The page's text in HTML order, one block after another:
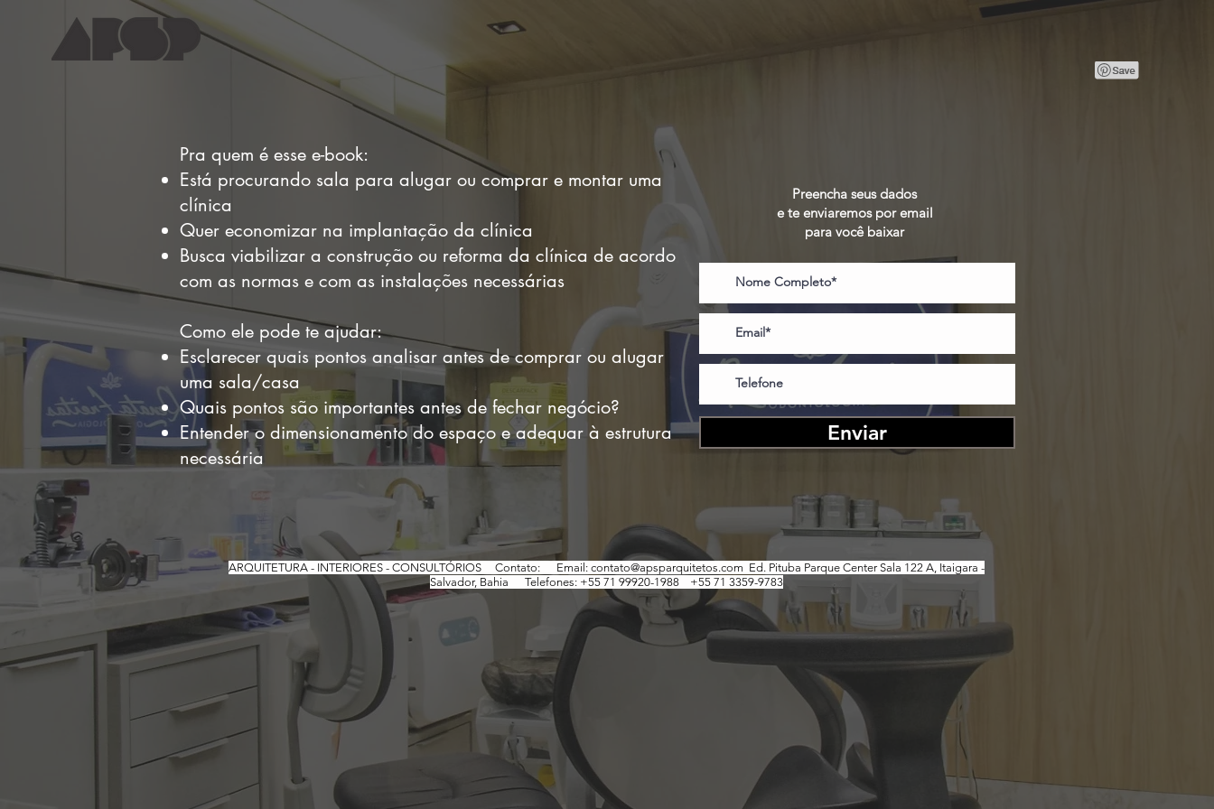
Pra quem é esse e-book:
Está procurando sala para alugar ou comprar e montar uma
clínica
Quer economizar na implantação da clínica
Busca viabilizar a construção ou reforma da clínica de acordo
com as normas e com as instalações necessárias
Como ele pode te ajudar:
Esclarecer quais pontos analisar antes de comprar ou alugar
uma sala/casa
Quais pontos são importantes antes de fechar negócio?
Entender o dimensionamento do espaço e adequar à estrutura
necessária
Preencha seus dados
e te enviaremos por email
para você baixar
Enviar
ARQUITETURA - INTERIORES - CONSULTÓRIOSContato: Email: contato@apsparquitetos.com Ed. Pituba Parque Center Sala 122 A, Itaigara -
Salvador, Bahia Telefones: +55 71 99920-1988 +55 71 3359-9783